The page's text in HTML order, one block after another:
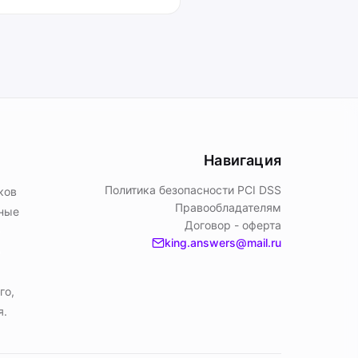
Навигация
Политика безопасности PСI DSS
Правообладателям
Договор - оферта
king.answers@mail.ru